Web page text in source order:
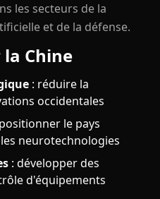
les secteurs de la
et de la défense.
Chine
: réduire la
occidentales
le pays
neurotechnologies
: développer des
d'équipements